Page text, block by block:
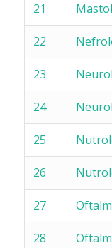
21
22
23
24
25
26
27
28